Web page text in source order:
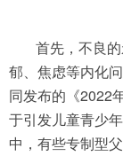
首先，不良
郁、焦虑等内化
同发布的《2022
于引发儿童青少
中，有些专制型